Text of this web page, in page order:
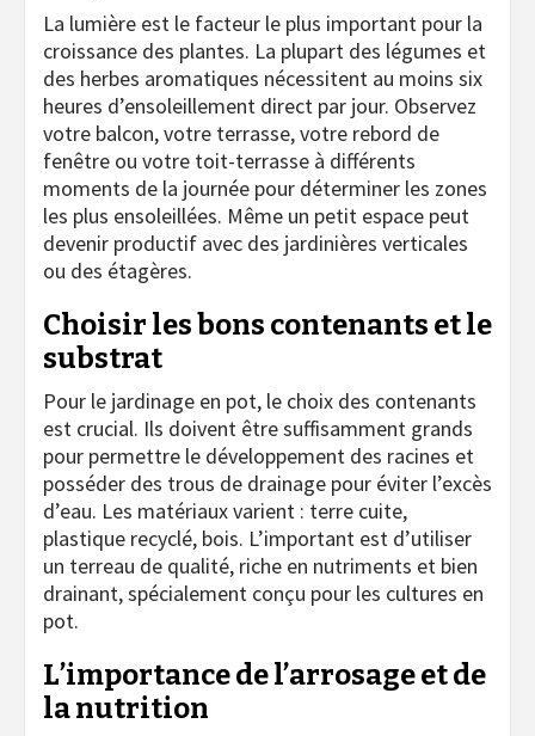
La lumière est le facteur le plus important pour la
croissance des plantes. La plupart des légumes et
des herbes aromatiques nécessitent au moins six
heures d’ensoleillement direct par jour. Observez
votre balcon, votre terrasse, votre rebord de
fenêtre ou votre toit-terrasse à différents
moments de la journée pour déterminer les zones
les plus ensoleillées. Même un petit espace peut
devenir productif avec des jardinières verticales
ou des étagères.
Choisir les bons contenants et le
substrat
Pour le jardinage en pot, le choix des contenants
est crucial. Ils doivent être suffisamment grands
pour permettre le développement des racines et
posséder des trous de drainage pour éviter l’excès
d’eau. Les matériaux varient : terre cuite,
plastique recyclé, bois. L’important est d’utiliser
un terreau de qualité, riche en nutriments et bien
drainant, spécialement conçu pour les cultures en
pot.
L’importance de l’arrosage et de
la nutrition